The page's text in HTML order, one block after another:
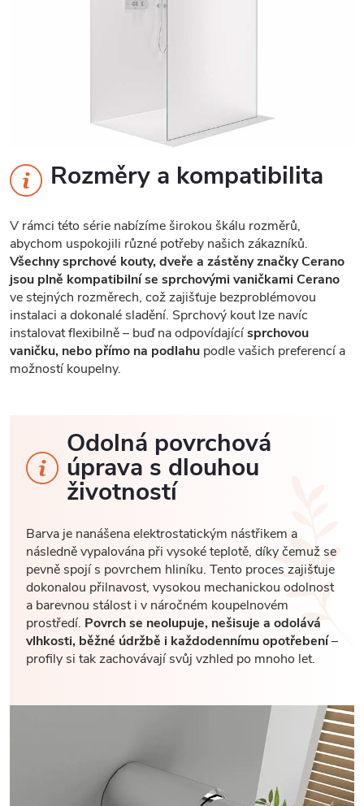
Rozměry a kompatibilita
V rámci této série nabízíme širokou škálu rozměrů,
abychom uspokojili různé potřeby našich zákazníků.
Všechny sprchové kouty, dveře a zástěny značky Cerano
jsou plně kompatibilní se sprchovými vaničkami Cerano
ve stejných rozměrech, což zajišťuje bezproblémovou
instalaci a dokonalé sladění. Sprchový kout lze navíc
instalovat flexibilně – buď na odpovídajícísprchovou
vaničku, nebo přímo na podlahu podle vašich preferencí a
možností koupelny.
Odolná povrchová
úprava s dlouhou
životností
Barva je nanášena elektrostatickým nástřikem a
následně vypalována při vysoké teplotě, díky čemuž se
pevně spojí s povrchem hliníku. Tento proces zajišťuje
dokonalou přilnavost, vysokou mechanickou odolnost
a barevnou stálost i v náročném koupelnovém
prostředí. Povrch se neolupuje, nešisuje a odolává
vlhkosti, běžné údržbě i každodennímu opotřebení–
profily si tak zachovávají svůj vzhled po mnoho let.